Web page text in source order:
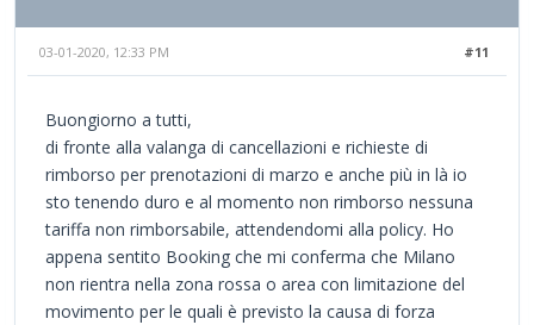
#11
03-01-2020, 12:33 PM
Buongiorno a tutti,
di fronte alla valanga di cancellazioni e richieste di
rimborso per prenotazioni di marzo e anche più in là io
sto tenendo duro e al momento non rimborso nessuna
tariffa non rimborsabile, attendendomi alla policy. Ho
appena sentito Booking che mi conferma che Milano
non rientra nella zona rossa o area con limitazione del
movimento per le quali è previsto la causa di forza